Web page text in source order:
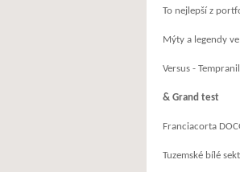
To nejlepší z
Mýty a legendy
Versus -
& Grand test
Franciacorta
Tuzemské bílé